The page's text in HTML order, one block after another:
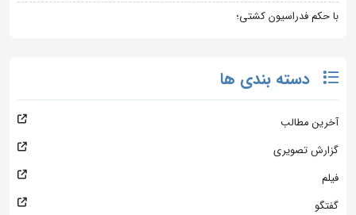
با حکم فدراسیون کشتی؛
دسته بندی ها
آخرین مطالب
گزارش تصویری
فیلم
گفتگو